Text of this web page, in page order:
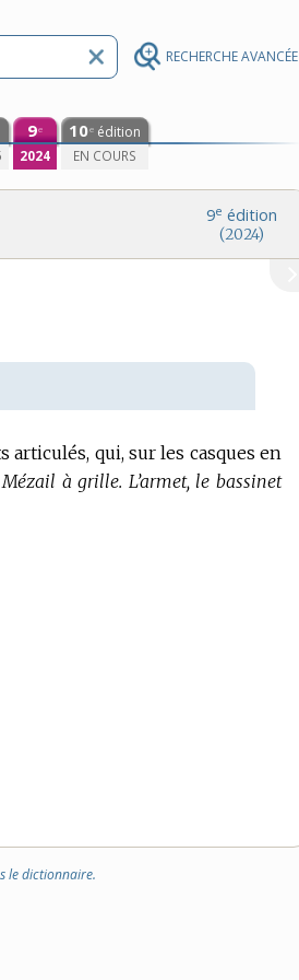
RECHERCHE AVANCÉE
9e
2024
10e édition
EN COURS
9e édition
(2024)
articulés, qui, sur les casques en
Mézail à grille. L’armet, le bassinet
le dictionnaire.